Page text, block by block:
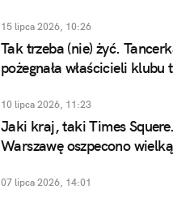
15 lipca 2026, 10:26
Tak trzeba (nie) żyć.
pożegnała właścicieli klubu
10 lipca 2026, 11:23
Jaki kraj, taki Times Squere.
Warszawę oszpecono
07 lipca 2026, 14:01